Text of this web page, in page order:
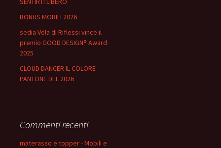
BONUS MOBILI 2026
sedia Vela di Riflessi vince il
premio GOOD DESIGN® Award
2025
CLOUD DANCER IL COLORE
PANTONE DEL 2026
Commenti recenti
materasso e topper - Mobili e